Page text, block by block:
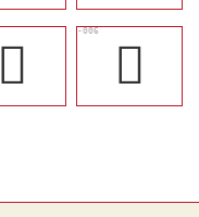
󲸅
󲸄